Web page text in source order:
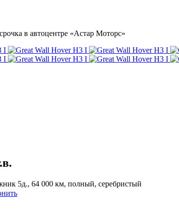
в автоцентре «Астар Моторс»
5д., 64 000 км, полный, серебристый